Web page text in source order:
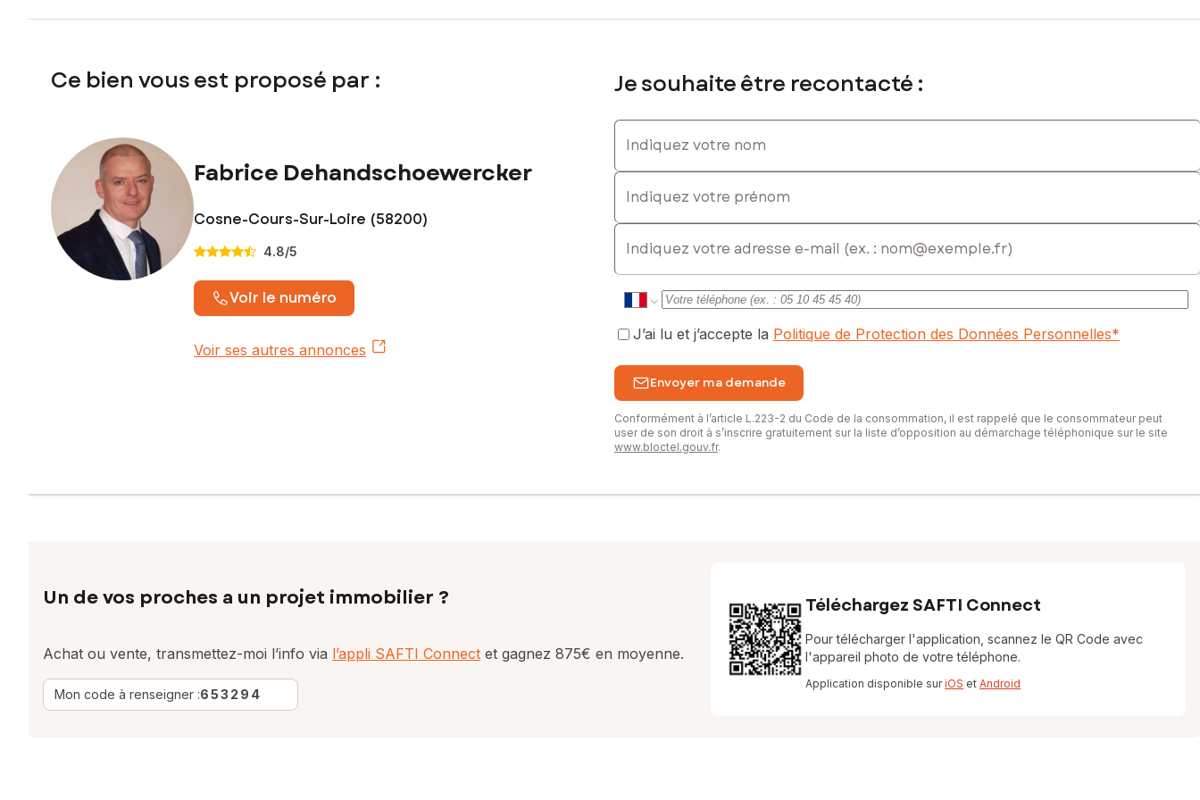
Ce bien vous est proposé par :
Fabrice Dehandschoewercker
Cosne-Cours-Sur-Loire (58200)
4.8/5
Voir le numéro
Voir ses autres annonces
Je souhaite être recontacté :
Indiquez votre nom
Indiquez votre prénom
E-mail
J’ai lu et j’accepte la Politique de Protection des Données Personnelles*
Envoyer ma demande
Conformément à l’article L.223-2 du Code de la consommation, il est rappelé que le consommateur peut
user de son droit à s’inscrire gratuitement sur la liste d’opposition au démarchage téléphonique sur le site
www.bloctel.gouv.fr.
Un de vos proches a un projet immobilier ?
Achat ou vente, transmettez-moi l’info via l’appli SAFTI Connect et gagnez 875€ en moyenne.
Mon code à renseigner :653294
Téléchargez SAFTI Connect
Pour télécharger l'application, scannez le QR Code avec
l'appareil photo de votre téléphone.
Application disponible suriOS et Android